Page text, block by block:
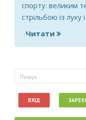
спорту: великим
стрільбою із луку
Читати про У
для
Пошук
ВХІД